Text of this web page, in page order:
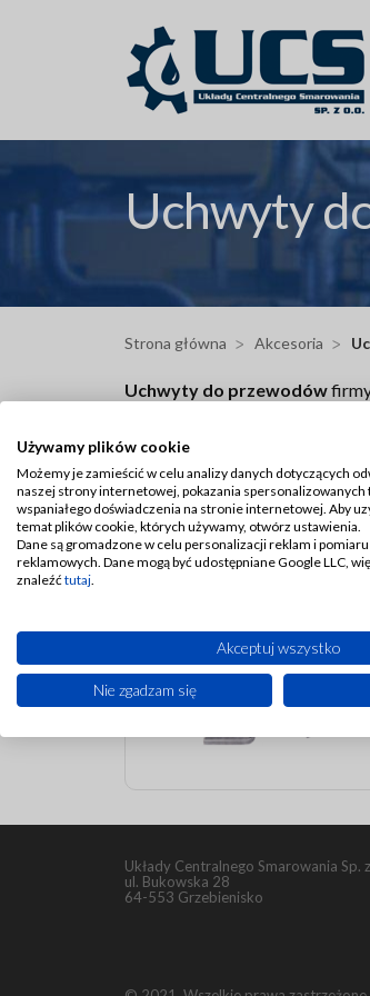
Uchwyty
Strona główna Akcesoria
Uchwyty do przewodów
oraz hydraulicznych w
mechanicznym i
Uchwyty Dropsa wykonane są
smarnych. Ich różnorodne
Stosowanie uchwytów do
Układy Centralnego Smarowania Sp.
ul. Bukowska 28
64-553 Grzebienisko
Używamy plików cookie
Możemy je zamieścić w celu analizy danych dotyczących
naszej strony internetowej, pokazania spersonalizowanych
wspaniałego doświadczenia na stronie internetowej. Aby
temat plików cookie, których używamy, otwórz ustawienia.
Dane są gromadzone w celu personalizacji reklam i
reklamowych. Dane mogą być udostępniane Google LLC,
znaleźćtutaj.
Akceptuj wszystko
Nie zgadzam się